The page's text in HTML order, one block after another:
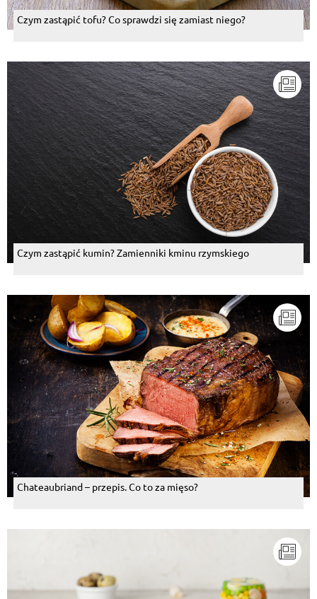
Czym zastąpić tofu? Co sprawdzi się zamiast niego?
Czym zastąpić kumin? Zamienniki kminu rzymskiego
Chateaubriand – przepis. Co to za mięso?